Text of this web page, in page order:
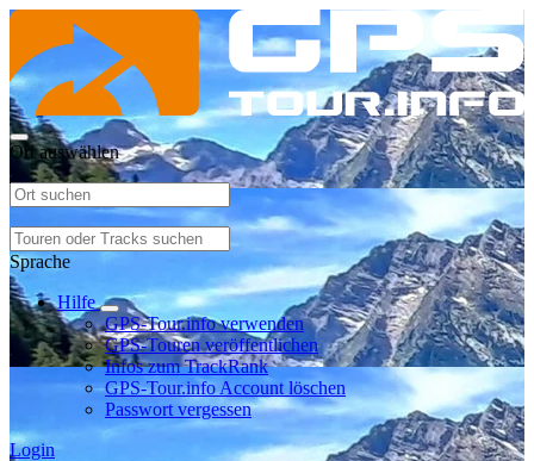
Ort auswählen
Sprache
Hilfe
GPS-Tour.info verwenden
GPS-Touren veröffentlichen
Infos zum TrackRank
GPS-Tour.info Account löschen
Passwort vergessen
Login